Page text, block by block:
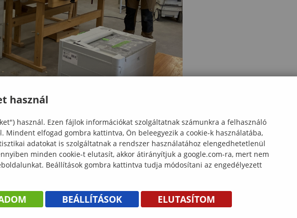
használ
használ. Ezen fájlok információkat szolgáltatnak számunkra a felhasználó
Mindent elfogad gombra kattintva, Ön beleegyezik a cookie-k használatába,
adatokat is szolgáltatnak a rendszer használatához elengedhetetlenül
minden cookie-t elutasít, akkor átirányítjuk a google.com-ra, mert nem
Beállítások gombra kattintva tudja módosítani az engedélyezett
BEÁLLÍTÁSOK ELUTASÍTOM